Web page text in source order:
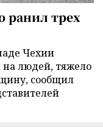
ранил трех
Чехии
людей, тяжело
сообщил